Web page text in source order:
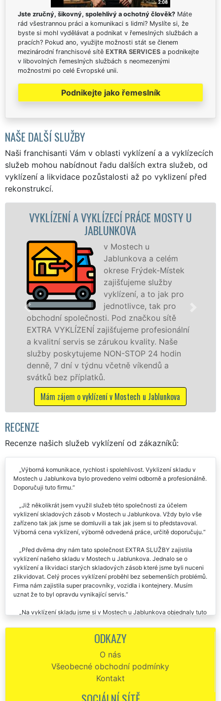
Jste zručný, šikovný, spolehlivý a ochotný člověk? Máte
rád všestrannou práci a komunikaci s lidmi? Myslíte si, že
byste si mohl vydělávat a podnikat v řemeslných službách a
pracích? Pokud ano, využijte možnosti stát se členem
mezinárodní franchisové sítě EXTRA SERVICES a podnikejte
v libovolných řemeslných službách s neomezenými
možnostmi po celé Evropské unii.
Podnikejte jako řemeslník
NAŠE DALŠÍ SLUŽBY
Naši franchisanti Vám v oblasti vyklízení a a vyklízecích
služeb mohou nabídnout řadu dalších extra služeb, od
vyklízení a likvidace pozůstalosti až po vyklizení před
rekonstrukcí.
A VYKLÍZECÍ PRÁCE MOSTY U
v Mostech u
Jablunkova a celém
okrese Frýdek-Místek
zajišťujeme služby
vyklízení, a to jak pro
jednotlivce, tak pro
Pod značkou sítě
zajišťujeme profesionální
se zárukou kvality. Naše
NON-STOP 24 hodin
v týdnu včetně víkendů a
příplatků.
o vyklízení v Mostech u Jablunkova
v Mostech u
právnickým
odvedené
RECENZE
Recenze našich služeb vyklízení od zákazníků:
Výborná komunikace, rychlost i spolehlivost. Vyklizení skladu v
Mostech u Jablunkova bylo provedeno velmi odborně a profesionálně.
Doporučuji tuto firmu.
Již několikrát jsem využil služeb této společnosti za účelem
vyklizení skladových zásob v Mostech u Jablunkova. Vždy bylo vše
zařízeno tak jak jsme se domluvili a tak jak jsem si to představoval.
Výborná cena vyklízení, výborně odvedená práce, určitě doporučuju.
Před dvěma dny nám tato společnost EXTRA SLUŽBY zajistila
vyklizení našeho skladu v Mostech u Jablunkova. Jednalo se o
vyklízení a likvidaci starých skladových zásob které jsme byli nuceni
zlikvidovat. Celý proces vyklízení proběhl bez sebemenších problémů.
Firma nám zajistila super pracovníky, vozidla i kontejnery. Musím
uznat že to byl opravdu vynikající servis.
Na vyklízení skladu jsme si v Mostech u Jablunkova objednaly tuto
všech zúčastněných pracovníků. Rozhodně chválíme takovýto přístup
ODKAZY
O nás
Všeobecné obchodní podmínky
Kontakt